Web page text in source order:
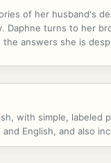
of her husband's
Daphne turns to her
answers she is
with simple, labeled
English, and also